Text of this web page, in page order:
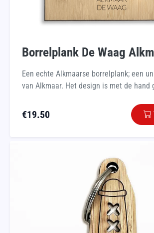
Borrelplank De Waag
Een echte Alkmaarse borrelplank; een
van Alkmaar. Het design is met de hand
€19.50